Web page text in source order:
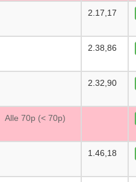
2.17,17
2.38,86
2.32,90
Alle 70p (< 70p)
1.46,18